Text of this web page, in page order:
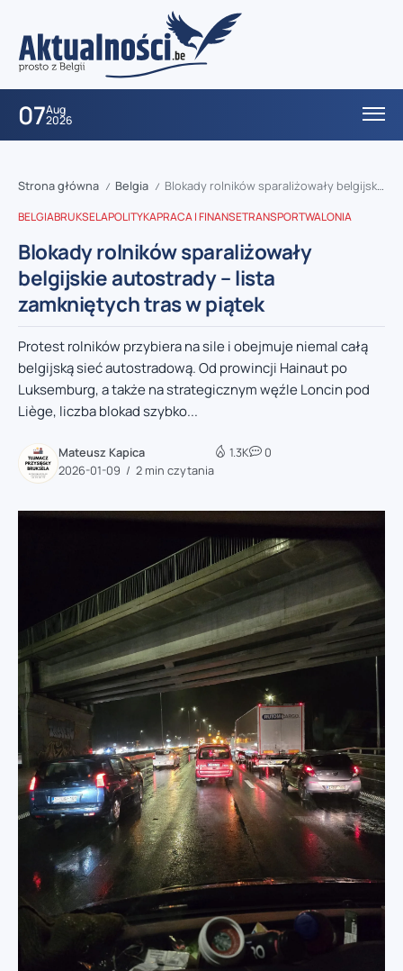
07Aug
2026
Strona główna / Belgia / Blokady rolników sparaliżowały belgijskie autostrady – lista zamkniętych tras w piątek
BELGIABRUKSELAPOLITYKAPRACA I FINANSETRANSPORTWALONIA
Blokady rolników sparaliżowały
belgijskie autostrady – lista
zamkniętych tras w piątek
Protest rolników przybiera na sile i obejmuje niemal całą
belgijską sieć autostradową. Od prowincji Hainaut po
Luksemburg, a także na strategicznym węźle Loncin pod
Liège, liczba blokad szybko...
Mateusz Kapica
2026-01-09
2 min czytania
1.3K 0